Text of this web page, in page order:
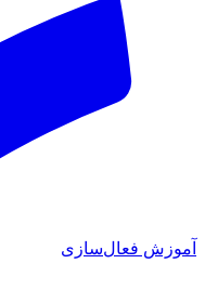
فعال‌سازی